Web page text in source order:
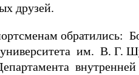
друзей.
обратились:
им. В. Г.